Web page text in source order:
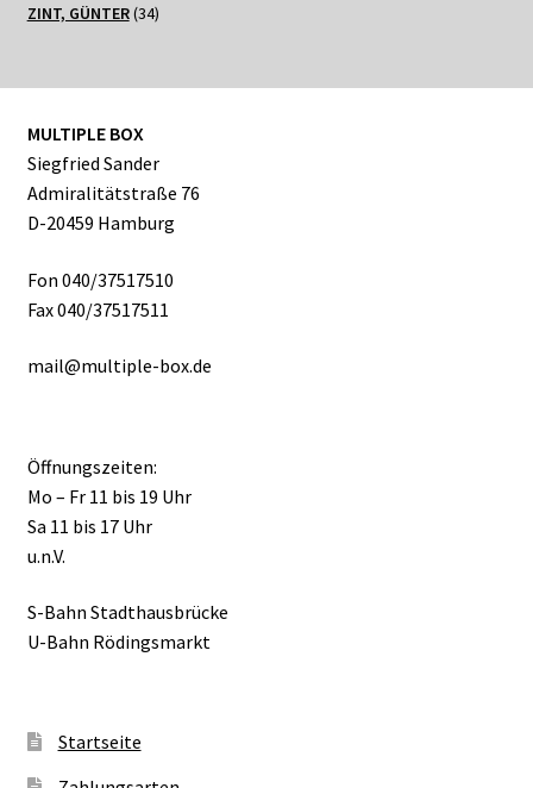
Produkte
ZINT, GÜNTER 3434
MULTIPLE BOX
Siegfried Sander
Admiralitätstraße 76
D-20459 Hamburg
Fon 040/37517510
Fax 040/37517511
mail@multiple-box.de
Öffnungszeiten:
Mo – Fr 11 bis 19 Uhr
Sa 11 bis 17 Uhr
u.n.V.
S-Bahn Stadthausbrücke
U-Bahn Rödingsmarkt
Startseite